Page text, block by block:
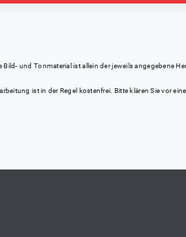
und Tonmaterial ist allein der jeweils angegebene
ist in der Regel kostenfrei. Bitte klären Sie vor